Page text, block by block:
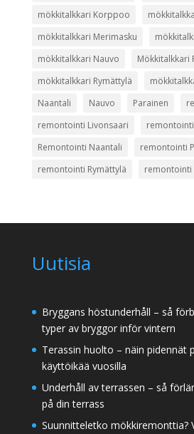
mökkitalkkari Korppoo
mökkitalkkari Merimasku
mökkitalkkari Nauvo
Mökkitalkkari
mökkitalkkari Rymättylä
Naantali
Nauvo Parainen
remontointi Livonsaari
Remontointi Naantali
remontointi
remontointi Rymättylä
remontointi
Uutisia
Bryggans höstunderhåll – så
typer av bryggor inför vintern
Terassin huolto – näin pidennät
käyttöikää vuosilla
Underhåll av terrassen – så
på din terrass
Suunnitteletko mökkiremonttia?